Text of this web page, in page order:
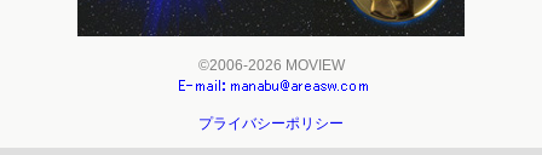
©2006-2026 MOVIEW
プライバシーポリシー